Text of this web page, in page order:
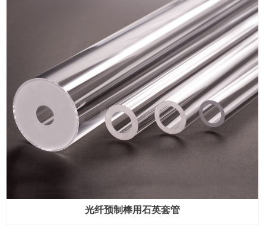
光纤预制棒用石英套管